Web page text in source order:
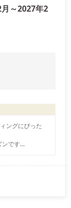
月～2027年2
ングにぴった
です